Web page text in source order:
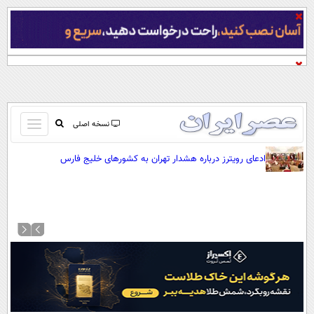
نسخه اصلی
باز
و
صفحه اول
پیوند ها
سواد زندگی
ادعای رویترز درباره هشدار تهران به کشورهای خلیج فارس